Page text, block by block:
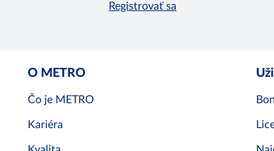
Registrovať sa
O METRO
Čo je METRO
Kariéra